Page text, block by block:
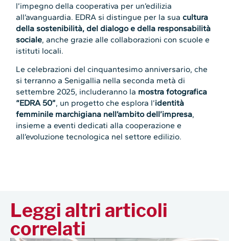
l’impegno della cooperativa per un’edilizia
all’avanguardia. EDRA si distingue per la suacultura
della sostenibilità, del dialogo e della responsabilità
sociale, anche grazie alle collaborazioni con scuole e
istituti locali.
Le celebrazioni del cinquantesimo anniversario, che
si terranno a Senigallia nella seconda metà di
settembre 2025, includeranno la mostra fotografica
“EDRA 50”, un progetto che esplora l’identità
femminile marchigiana nell’ambito dell’impresa,
insieme a eventi dedicati alla cooperazione e
all’evoluzione tecnologica nel settore edilizio.
Leggi altri articoli
correlati